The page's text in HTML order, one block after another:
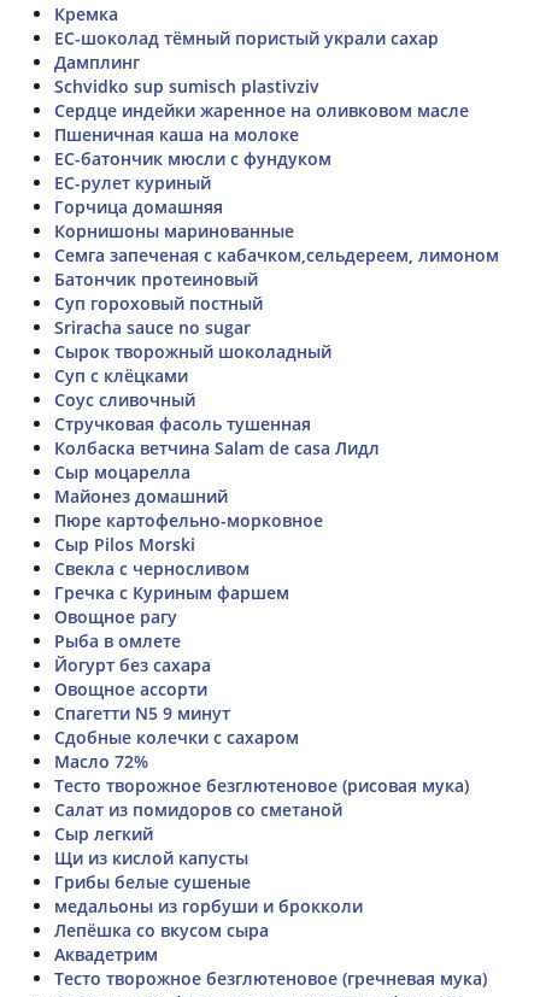
Кремка
ЕС-шоколад тёмный пористый украли сахар
Дамплинг
Schvidko sup sumisch plastivziv
Сердце индейки жаренное на оливковом масле
Пшеничная каша на молоке
ЕС-батончик мюсли с фундуком
ЕС-рулет куриный
Горчица домашняя
Корнишоны маринованные
Семга запеченая с кабачком,сельдереем, лимоном
Батончик протеиновый
Суп гороховый постный
Sriracha sauce no sugar
Сырок творожный шоколадный
Суп с клёцками
Соус сливочный
Стручковая фасоль тушенная
Колбаска ветчина Salam de casа Лидл
Сыр моцарелла
Майонез домашний
Пюре картофельно-морковное
Сыр Pilos Morski
Свекла с черносливом
Гречка с Куриным фаршем
Овощное рагу
Рыба в омлете
Йогурт без сахара
Овощное ассорти
Спагетти N5 9 минут
Сдобные колечки с сахаром
Масло 72%
Тесто творожное безглютеновое (рисовая мука)
Салат из помидоров со сметаной
Сыр легкий
Щи из кислой капусты
Грибы белые сушеные
медальоны из горбуши и брокколи
Лепёшка со вкусом сыра
Аквадетрим
Тесто творожное безглютеновое (гречневая мука)